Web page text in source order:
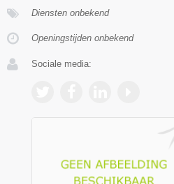
Diensten onbekend
Openingstijden onbekend
Sociale media: